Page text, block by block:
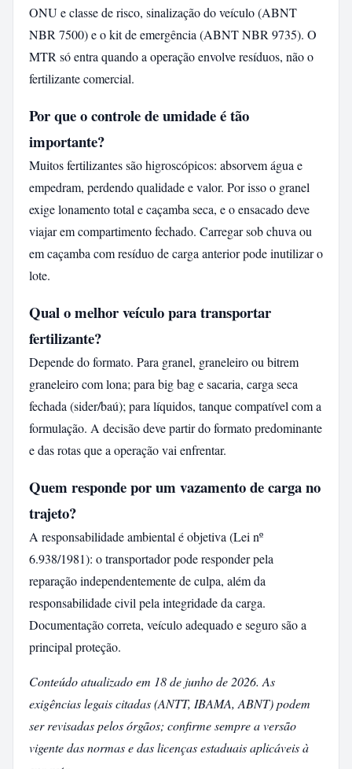
ONU e classe de risco, sinalização do veículo (ABNT
NBR 7500) e o kit de emergência (ABNT NBR 9735). O
MTR só entra quando a operação envolve resíduos, não o
fertilizante comercial.
Por que o controle de umidade é tão
importante?
Muitos fertilizantes são higroscópicos: absorvem água e
empedram, perdendo qualidade e valor. Por isso o granel
exige lonamento total e caçamba seca, e o ensacado deve
viajar em compartimento fechado. Carregar sob chuva ou
em caçamba com resíduo de carga anterior pode inutilizar o
lote.
Qual o melhor veículo para transportar
fertilizante?
Depende do formato. Para granel, graneleiro ou bitrem
graneleiro com lona; para big bag e sacaria, carga seca
fechada (sider/baú); para líquidos, tanque compatível com a
formulação. A decisão deve partir do formato predominante
e das rotas que a operação vai enfrentar.
Quem responde por um vazamento de carga no
trajeto?
A responsabilidade ambiental é objetiva (Lei nº
6.938/1981): o transportador pode responder pela
reparação independentemente de culpa, além da
responsabilidade civil pela integridade da carga.
Documentação correta, veículo adequado e seguro são a
principal proteção.
Conteúdo atualizado em 18 de junho de 2026. As
exigências legais citadas (ANTT, IBAMA, ABNT) podem
ser revisadas pelos órgãos; confirme sempre a versão
vigente das normas e das licenças estaduais aplicáveis à